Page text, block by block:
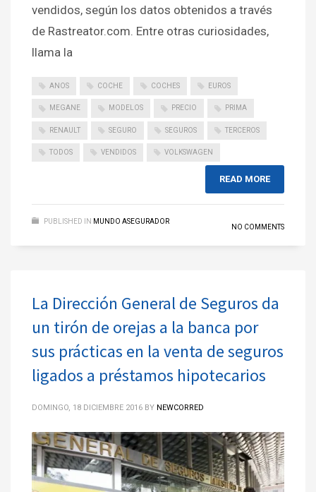
vendidos, según los datos obtenidos a través
de Rastreator.com. Entre otras curiosidades,
llama la
ANOS COCHE COCHES EUROS
MEGANE MODELOS PRECIO PRIMA
RENAULT SEGURO SEGUROS TERCEROS
TODOS VENDIDOS VOLKSWAGEN
READ MORE
PUBLISHED IN MUNDO ASEGURADOR
NO COMMENTS
La Dirección General de Seguros da
un tirón de orejas a la banca por
sus prácticas en la venta de seguros
ligados a préstamos hipotecarios
DOMINGO, 18 DICIEMBRE 2016 BY NEWCORRED